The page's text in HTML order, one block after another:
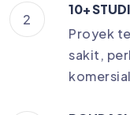
2
10+
Proyek
sakit,